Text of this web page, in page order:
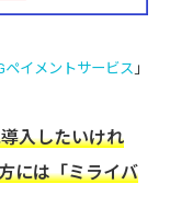
ペイメントサービス 」
入したいけれ
には「ミライバ